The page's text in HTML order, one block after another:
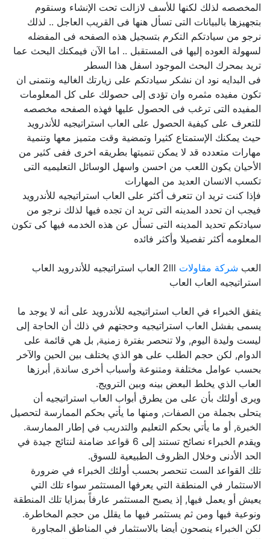
المخصصه لذلك لكنها للأسف لازالت تحت الإنشاء وسنقوم
بتجهيزها بالبيانات التى تسأل هنها فى القريب العاجل .. لذلك
نرجو من سيادتكم التكرم بتسجيل هذه الصفحه فى المفضله
لسهولة العوده إليها فى المستقبل .. اما الآن فيمكنك البحث عما
تريد بمحرك البحث الموجود اسفل هذا السطر
فى البدايه نود ان نشكر سيادتكم على زيارتك الغاليه ونتمنى ان
تكون مفيده مثمره وان تؤدى إلى حصولك على كل المعلومات
المفيده التى ترغب فى الحصول عليها فهذه الصفحه مخصصه
للتعرف على كيفية الحصول على العاب استراتيجيه للأندرويد
حيث يمكنك الإستمتاع كثيرا وتمضية وقت متميز معها وتنمية
مهارات متعدده قد لا يمكن تنميتها بطريقه اخرى ففى كثير من
الأحيان يكون اللعب من احسن واسهل الوسائل التعليميه التى
تكسب الانسان العديد من المهارات
فإذا كنت تريد ان تتعرف أكثر على العاب استراتيجيه للأندرويد
فيجب ان تحدد المدينه التى تريد ان تجده فيها لذلك نرجو من
سيادتكم تحديد المدينه التى تسأل عن هذه الخدمه فيها كى تكون
المعلومه أكثر تفصيلا وأكثر فائده
العبشركة مقاولات
2lll العاب استراتيجيه للأندرويد العاب
استراتيجيه العاب العاب
يتفق الخبراء في العاب استراتيجيه للأندرويد على أنه لا يوجد ما
يسمى بفشل العاب استراتيجيه وحجتهم في ذلك أن الحاجة إلى
ليست وليدة اليوم, ولا تنحصر بفترة زمنية, بل هي قائمة على
الدوام, لكن حجم الطلب على هو الذي يختلف بين الحين والآخر
بحسب عوامل مختلفة ومتنوعة وأسباب أخرى ساندة, أبرزها
العاب الذي يخلط البعض بينه وبين الترويج.
ويرى أولئك بأن على من يطرق أبواب العاب استراتيجيه أن
يتحلى بجملة من الصفات, ومنها ما يأتي بحكم الممارسة لتحصيل
الخبرة, أو ما يأتي بحكم التعليم والتدريب في إطار الممارسة.
ويقدم الخبراء نصائح تستند إلى 6 قواعد ضامنة لنتائج جيدة في
الحد الأدنى وخلال الظروف الطبيعية للسوق.
تلك القواعد الست تنحصر بحسب أولئك الخبراء في ضرورة
الاستثمار في المنطقة التي يعرفها المستثمر سواء تلك التي
يعيش أو يعمل فيها, إذ يصبح المستثمر عارفاً بمزايا تلك المنطقة
ونوعية فيها ومن ثم يستثمر فيها ما يقلل من حجم المخاطرة.
لكن الخبراء ينصحون أيضا بالاستثمار في المناطق المجاورة